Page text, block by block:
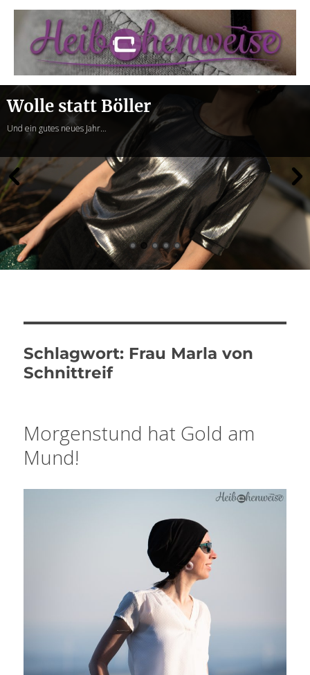
Heibchenweise
Wolle statt Böller
Und ein gutes neues Jahr…
Schlagwort: Frau Marla von
Schnittreif
Morgenstund hat Gold am
Mund!